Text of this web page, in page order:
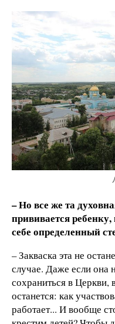
– Но все же та
прививается ребенку,
себе определенный
– Закваска эта не
случае. Даже если она
сохраниться в
останется: как
работает... И вообще